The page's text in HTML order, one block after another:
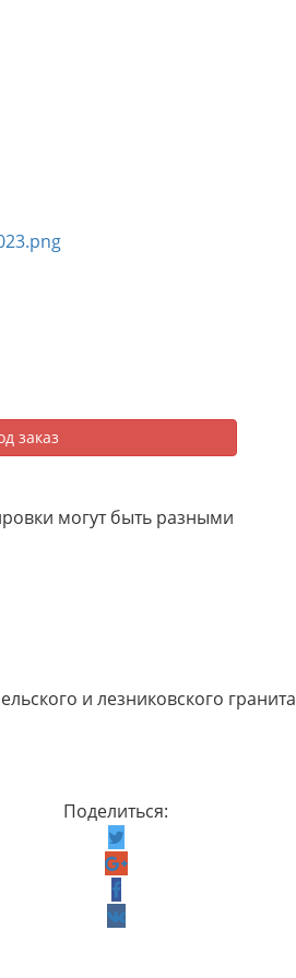
заказ
могут быть разными
и лезниковского гранита
Поделиться: